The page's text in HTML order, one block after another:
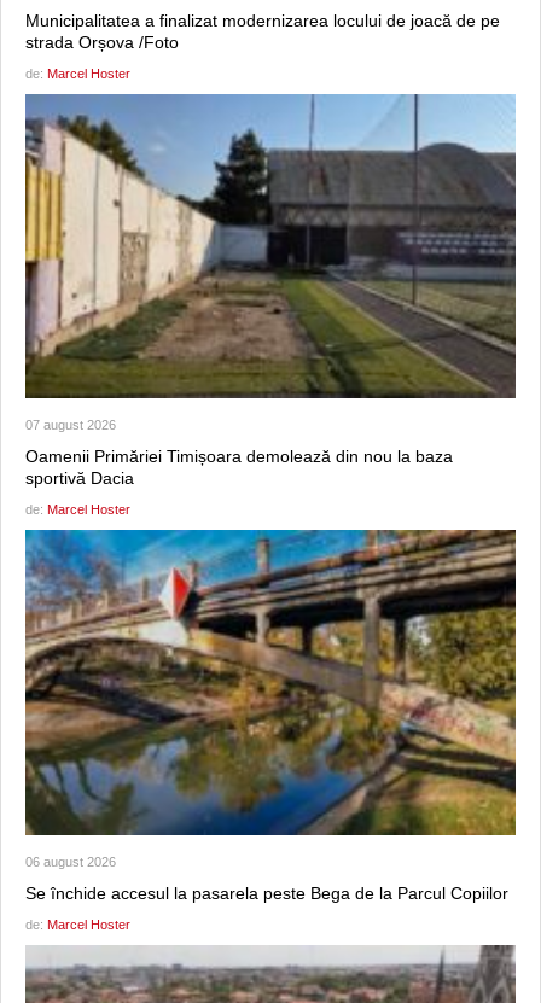
Municipalitatea a finalizat modernizarea locului de joacă de pe
strada Orșova /Foto
de: Marcel Hoster
07 august 2026
Oamenii Primăriei Timișoara demolează din nou la baza
sportivă Dacia
de: Marcel Hoster
06 august 2026
Se închide accesul la pasarela peste Bega de la Parcul Copiilor
de: Marcel Hoster